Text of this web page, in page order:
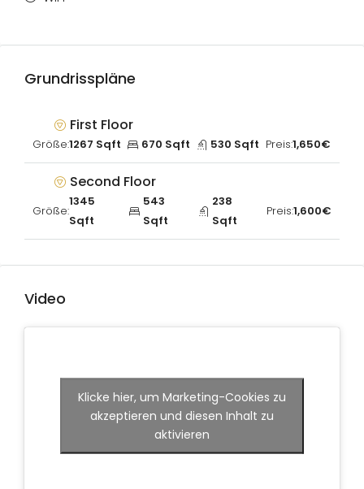
Grundrisspläne
First Floor
Größe:1267 Sqft 670 Sqft 530 Sqft Preis:1,650€
Second Floor
Größe:
1345
Sqft
543
Sqft
238
Sqft
Preis:1,600€
Video
Klicke hier, um Marketing-Cookies zu
akzeptieren und diesen Inhalt zu
aktivieren